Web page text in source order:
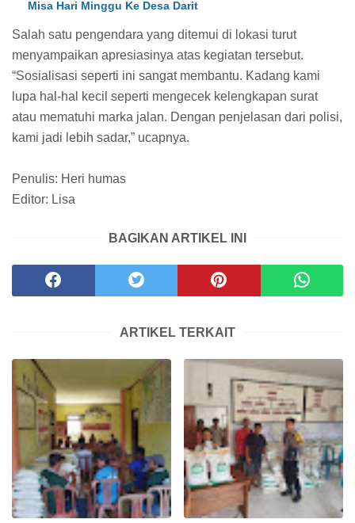
Misa Hari Minggu Ke Desa Darit
Salah satu pengendara yang ditemui di lokasi turut
menyampaikan apresiasinya atas kegiatan tersebut.
“Sosialisasi seperti ini sangat membantu. Kadang kami
lupa hal-hal kecil seperti mengecek kelengkapan surat
atau mematuhi marka jalan. Dengan penjelasan dari polisi,
kami jadi lebih sadar,” ucapnya.
Penulis: Heri humas
Editor: Lisa
BAGIKAN ARTIKEL INI
ARTIKEL TERKAIT